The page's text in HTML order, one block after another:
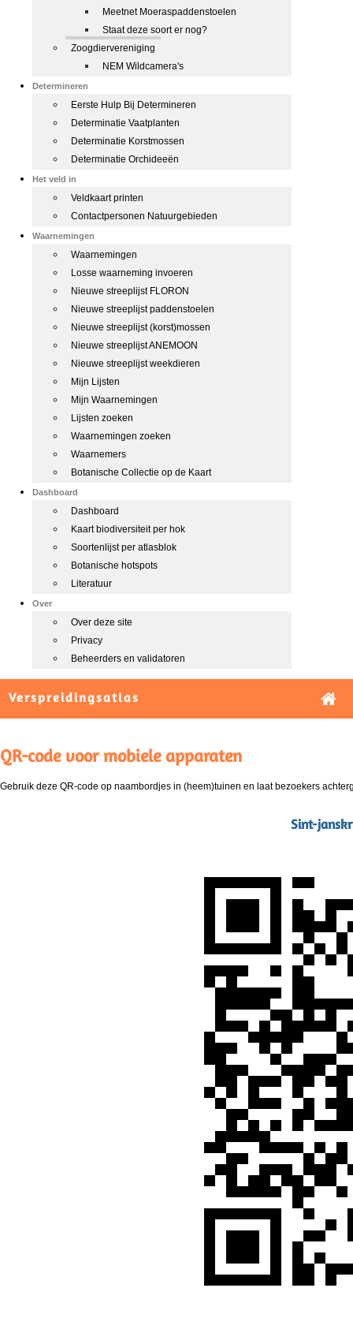
Meetnet Moeraspaddenstoelen
Staat deze soort er nog?
Zoogdiervereniging
NEM Wildcamera's
Determineren
Eerste Hulp Bij Determineren
Determinatie Vaatplanten
Determinatie Korstmossen
Determinatie Orchideeën
Het veld in
Veldkaart printen
Contactpersonen Natuurgebieden
Waarnemingen
Waarnemingen
Losse waarneming invoeren
Nieuwe streeplijst FLORON
Nieuwe streeplijst paddenstoelen
Nieuwe streeplijst (korst)mossen
Nieuwe streeplijst ANEMOON
Nieuwe streeplijst weekdieren
Mijn Lijsten
Mijn Waarnemingen
Lijsten zoeken
Waarnemingen zoeken
Waarnemers
Botanische Collectie op de Kaart
Dashboard
Dashboard
Kaart biodiversiteit per hok
Soortenlijst per atlasblok
Botanische hotspots
Literatuur
Over
Over deze site
Privacy
Beheerders en validatoren
Verspreidingsatlas
QR-code voor mobiele apparaten
Gebruik deze QR-code op naambordjes in (heem)tuinen en laat bezoekers
Sint-